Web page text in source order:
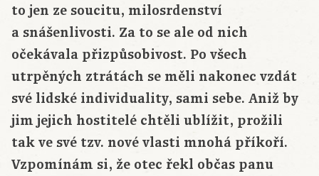
to jen ze soucitu, milosrdenství
a snášenlivosti. Za to se ale od nich
očekávala přizpůsobivost. Po všech
utrpěných ztrátách se měli nakonec vzdát
své lidské individuality, sami sebe. Aniž by
jim jejich hostitelé chtěli ublížit, prožili
tak ve své tzv. nové vlasti mnohá příkoří.
Vzpomínám si, že otec řekl občas panu